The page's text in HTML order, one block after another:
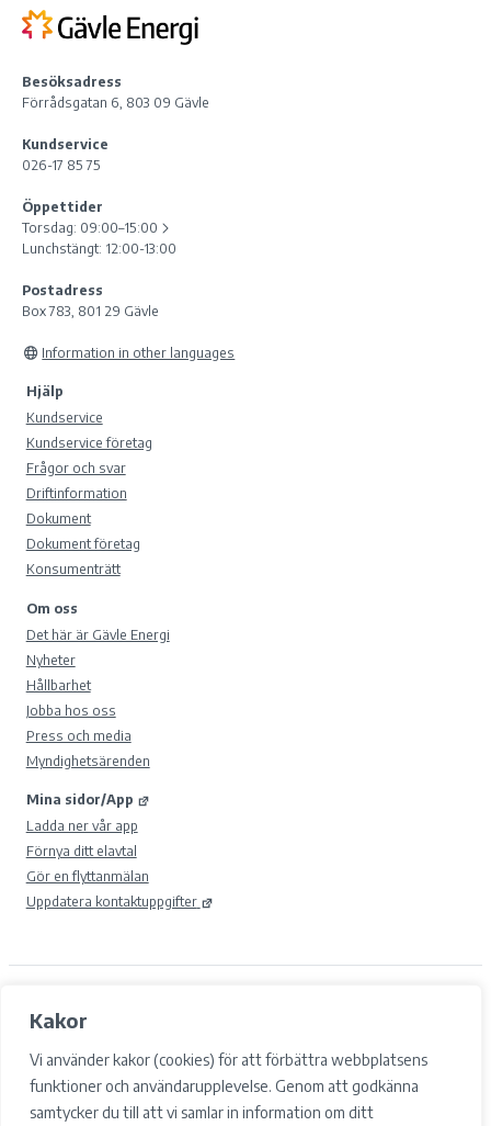
Kakor
Vi använder kakor (cookies) för att förbättra webbplatsens
funktioner och användarupplevelse. Genom att godkänna
samtycker du till att vi samlar in information om ditt
Besöksadress
Förrådsgatan 6, 803 09 Gävle
Kundservice
026-17 85 75
Öppettider
Torsdag: 09:00–15:00
Lunchstängt: 12:00-13:00
Postadress
Box 783, 801 29 Gävle
Information in other languages
Hjälp
Kundservice
Kundservice företag
Frågor och svar
Driftinformation
Dokument
Dokument företag
Konsumenträtt
Om oss
Det här är Gävle Energi
Nyheter
Hållbarhet
Jobba hos oss
Press och media
Myndighetsärenden
Mina sidor/App
Ladda ner vår app
Förnya ditt elavtal
Gör en flyttanmälan
Uppdatera kontaktuppgifter
Samtyckesval
Integritetspolicy och GDPR
Tillgänglighet